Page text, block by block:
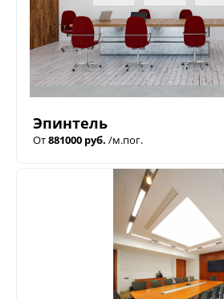
Эпинтель
От881000 руб. /м.пог.